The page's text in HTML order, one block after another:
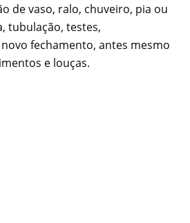
de vaso, ralo, chuveiro, pia ou
tubulação, testes,
fechamento, antes mesmo
e louças.